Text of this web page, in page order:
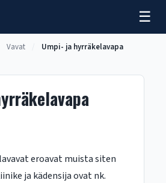
☰
Vavat Umpi- ja hyrräkelavapa
eroavat muista siten
ja kädensija ovat nk.